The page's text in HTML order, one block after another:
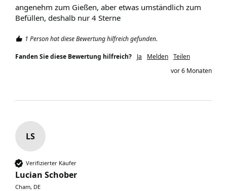
angenehm zum Gießen, aber etwas umständlich zum
Befüllen, deshalb nur 4 Sterne
1 Person hat diese Bewertung hilfreich gefunden.
Fanden Sie diese Bewertung hilfreich? Ja Melden Teilen
vor 6 Monaten
LS
Verifizierter Käufer
Lucian Schober
Cham, DE